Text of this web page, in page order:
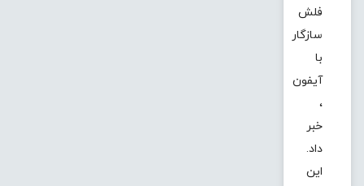
فلش
سازگار
با
آیفون
،
خبر
داد.
این